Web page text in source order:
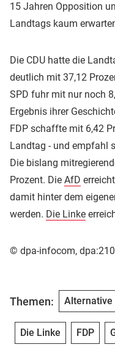
15 Jahren Opposition
Landtags kaum
Die CDU hatte die
deutlich mit 37,12
SPD fuhr mit nur noch
Ergebnis ihrer
FDP schaffte mit 6,42
Landtag - und empfahl
Die bislang
Prozent. Die AfD
damit hinter dem
werden. Die Linke
© dpa-infocom,
Themen: Alternative
Die Linke FDP